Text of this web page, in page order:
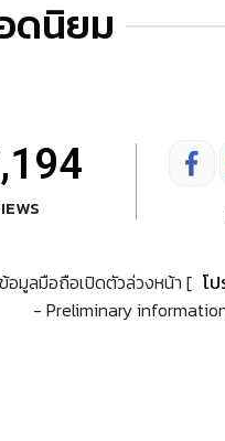
ดนิยม
อมูลมือถือเปิดตัวล่วงหน้า [ โ
- Preliminary